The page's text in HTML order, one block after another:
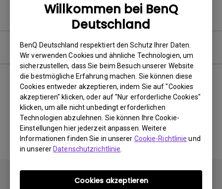
Willkommen bei BenQ
Deutschland
BenQ Deutschland respektiert den Schutz Ihrer Daten.
Wir verwenden Cookies und ähnliche Technologien, um
sicherzustellen, dass Sie beim Besuch unserer Website
die bestmögliche Erfahrung machen. Sie können diese
Cookies entweder akzeptieren, indem Sie auf "Cookies
akzeptieren" klicken, oder auf "Nur erforderliche Cookies"
klicken, um alle nicht unbedingt erforderlichen
Technologien abzulehnen. Sie können Ihre Cookie-
Einstellungen hier jederzeit anpassen. Weitere
Informationen finden Sie in unserer Cookie-Richtlinie und
in unsererDatenschutzrichtlinie
Cookies akzeptieren
Software
Keine zugehörigen Software
&amp; Treiber